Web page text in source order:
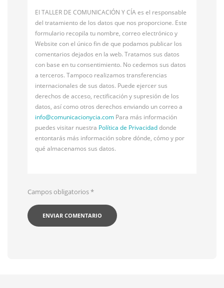
El TALLER DE COMUNICACIÓN Y CÍA es el responsable
del tratamiento de los datos que nos proporcione. Este
formulario recopila tu nombre, correo electrónico y
Website con el único fin de que podamos publicar los
comentarios dejados en la web. Tratamos sus datos
con base en tu consentimiento. No cedemos sus datos
a terceros. Tampoco realizamos transferencias
internacionales de sus datos. Puede ejercer sus
derechos de acceso, rectificación y supresión de los
datos, así como otros derechos enviando un correo a
info@comunicacionycia.com Para más información
puedes visitar nuestra Política de Privacidaddonde
entontarás más información sobre dónde, cómo y por
qué almacenamos sus datos.
Campos obligatorios*